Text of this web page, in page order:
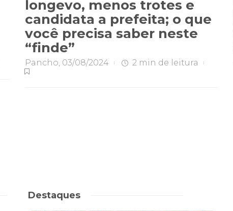
longevo, menos trotes e
candidata a prefeita; o que
você precisa saber neste
“finde”
Pancho, 03/08/2024 2 min de leitura
Destaques